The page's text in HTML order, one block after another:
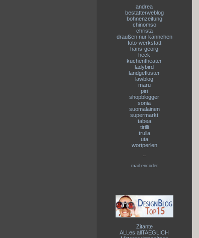
andrea
bestatterweblog
bohnenzeitung
chinomso
christa
draußen nur kännchen
foto-werkstatt
hans-georg
heck
küchentheater
ladybird
landgeflüster
lawblog
maru
piri
shopblogger
sonia
suomalainen
supermarkt
tabea
tirilli
trulla
uta
wortperlen
--
mail encoder
Zitante
ALLes allTAEGLICH